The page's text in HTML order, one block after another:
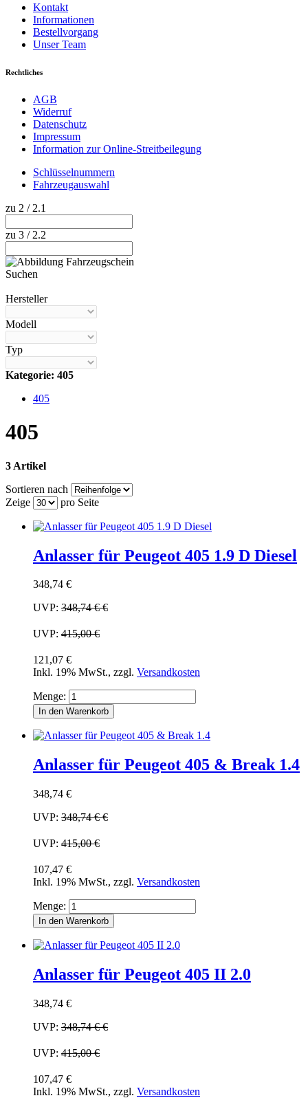
Kontakt
Informationen
Bestellvorgang
Unser Team
Rechtliches
AGB
Widerruf
Datenschutz
Impressum
Information zur Online-Streitbeilegung
Schlüsselnummern
Fahrzeugauswahl
zu 2 / 2.1
zu 3 / 2.2
Suchen
Hersteller
Modell
Typ
Kategorie: 405
405
405
3 Artikel
Sortieren nach
Zeige
pro Seite
Anlasser für Peugeot 405 1.9 D Diesel
348,74 €
UVP: 348,74 €€
UVP: 415,00 €
121,07 €
Inkl. 19% MwSt., zzgl. Versandkosten
Menge:
In den Warenkorb
Anlasser für Peugeot 405 & Break 1.4
348,74 €
UVP: 348,74 €€
UVP: 415,00 €
107,47 €
Inkl. 19% MwSt., zzgl. Versandkosten
Menge:
In den Warenkorb
Anlasser für Peugeot 405 II 2.0
348,74 €
UVP: 348,74 €€
UVP: 415,00 €
107,47 €
Inkl. 19% MwSt., zzgl. Versandkosten